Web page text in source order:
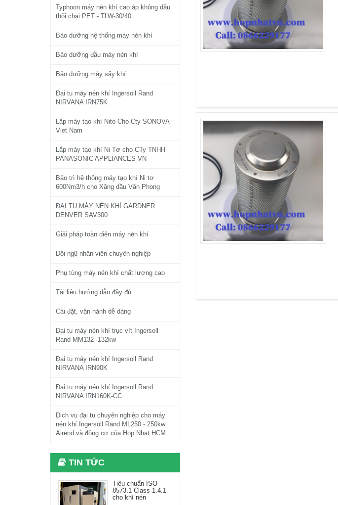
Typhoon máy nén khí cao áp không dầu
thổi chai PET - TLW-30/40
Bảo dưỡng hệ thống máy nén khí
Bảo dưỡng đầu máy nén khí
Bảo dưỡng máy sấy khí
Đại tu máy nén khí Ingersoll Rand
NIRVANA IRN75K
Lắp máy tạo khí Nito Cho Cty SONOVA
Viet Nam
Lắp máy tạo khí Ni Tơ cho CTy TNHH
PANASONIC APPLIANCES VN
Bảo trì hệ thống máy tạo khí Ni tơ
600Nm3/h cho Xăng dầu Vân Phong
ĐẠI TU MÁY NÉN KHÍ GARDNER
DENVER SAV300
Giải pháp toàn diện máy nén khí
Đội ngũ nhân viên chuyên nghiệp
Phụ tùng máy nén khí chất lượng cao
Tài liệu hướng dẫn đầy đủ
Cài đặt, vận hành dễ dàng
Đại tu máy nén khí trục vít Ingersoll
Rand MM132 -132kw
Đại tu máy nén khí Ingersoll Rand
NIRVANA IRN90K
Đại tu máy nén khí Ingersoll Rand
NIRVANA IRN160K-CC
Dịch vụ đại tu chuyên nghiệp cho máy
nén khí Ingersoll Rand ML250 - 250kw
Airend và động cơ của Hop Nhat HCM
TIN TỨC
Tiêu chuẩn ISO
8573.1 Class 1.4.1
cho khí nén